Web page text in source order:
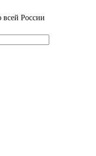
всей России